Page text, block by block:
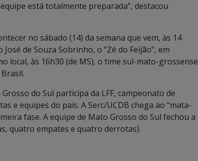
está totalmente preparada”, destacou
no sábado (14) da semana que vem, às 14
de Souza Sobrinho, o “Zé do Feijão”, em
local, às 16h30 (de MS), o time sul-mato-grossense
do Sul participa da LFF, campeonato de
e equipes do país. A Serc/UCDB chega ao “mata-
fase. A equipe de Mato Grosso do Sul fechou a
quatro empates e quatro derrotas).